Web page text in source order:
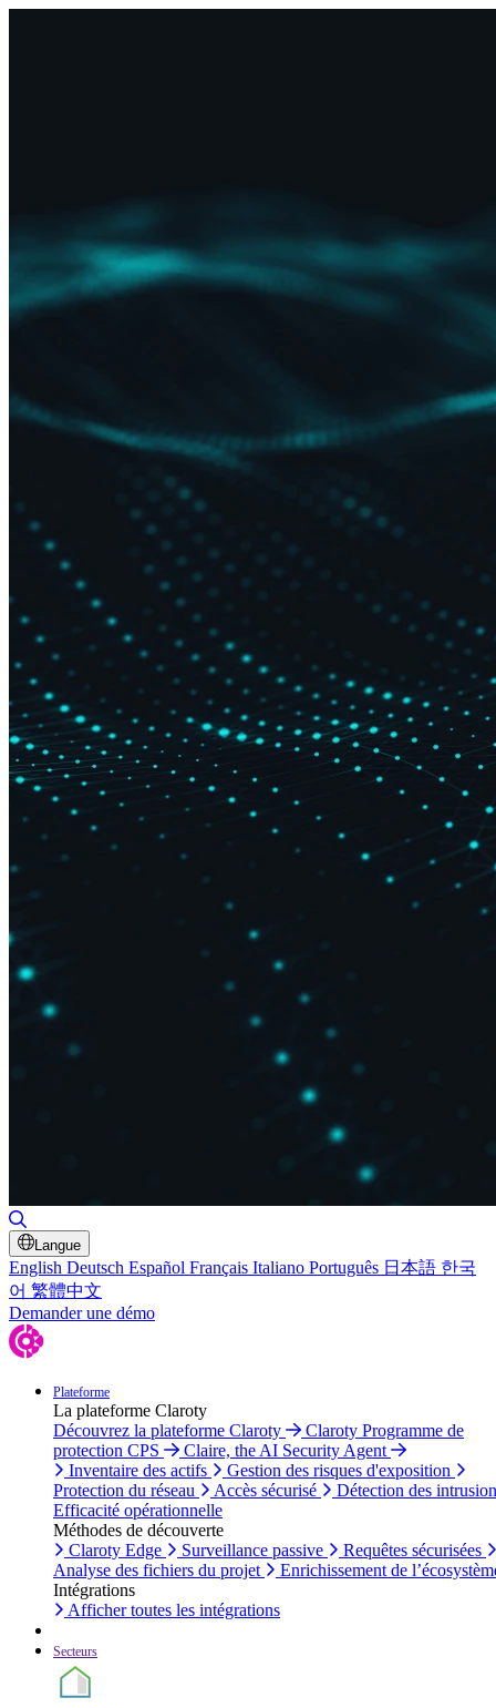
Langue
English Deutsch Español Français Italiano Português 日本語 한국
어 繁體中文
Demander une démo
Plateforme
La plateforme Claroty
Découvrez la plateforme Claroty
Claroty Programme de
protection CPS
Claire, the AI Security Agent
Inventaire des actifs
Gestion des risques d'exposition
Protection du réseau
Accès sécurisé
Détection des
Efficacité opérationnelle
Méthodes de découverte
Claroty Edge
Surveillance passive
Requêtes sécurisées
Analyse des fichiers du projet
Enrichissement de
Intégrations
Afficher toutes les intégrations
Secteurs